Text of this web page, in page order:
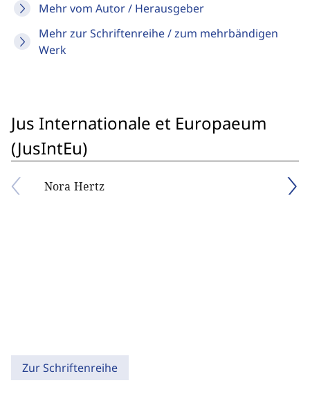
Mehr vom Autor / Herausgeber
Mehr zur Schriftenreihe / zum mehrbändigen
Werk
Jus Internationale et Europaeum
(JusIntEu)
Nora Hertz
Zur Schriftenreihe